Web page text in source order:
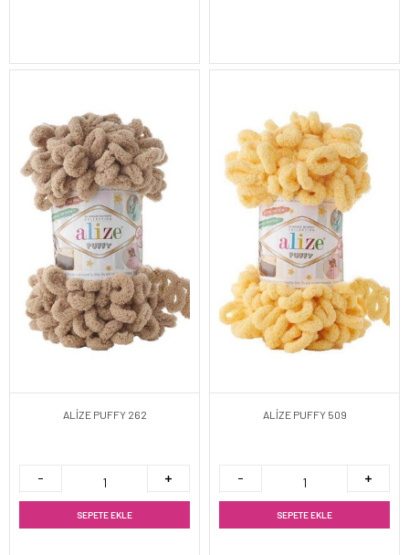
ALİZE PUFFY 262
SEPETE EKLE
ALİZE PUFFY 509
SEPETE EKLE